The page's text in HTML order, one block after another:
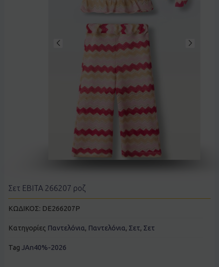
Σετ EBITA 266207 ροζ
ΚΩΔΙΚΟΣ: DE266207P
Κατηγορίες Παντελόνια, Παντελόνια, Σετ, Σετ
Tag JAn40%-2026